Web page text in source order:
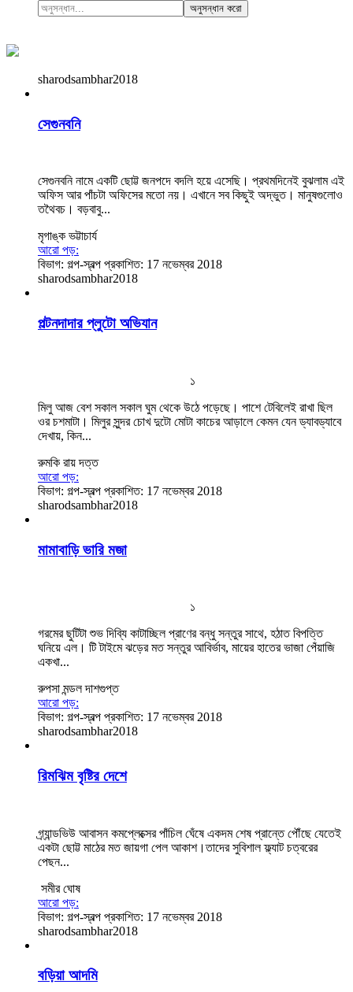
অনুসন্ধান করো
sharodsambhar2018
সেগুনবনি
সেগুনবনি নামে একটি ছোট্ট জনপদে বদলি হয়ে এসেছি। প্রথমদিনেই বুঝলাম এই
অফিস আর পাঁচটা অফিসের মতো নয়। এখানে সব কিছুই অদ্ভুত। মানুষগুলোও
তথৈবচ। বড়বাবু...
মৃগাঙ্ক ভট্টাচার্য
আরো পড়:
বিভাগ: গল্প-স্বল্প প্রকাশিত: 17 নভেম্বর 2018
sharodsambhar2018
পল্টনদাদার প্লুটো অভিযান
১
মিলু আজ বেশ সকাল সকাল ঘুম থেকে উঠে পড়েছে। পাশে টেবিলেই রাখা ছিল
ওর চশমাটা। মিলুর সুন্দর চোখ দুটো মোটা কাচের আড়ালে কেমন যেন ড্যাবড্যাবে
দেখায়, কিন...
রুমকি রায় দত্ত
আরো পড়:
বিভাগ: গল্প-স্বল্প প্রকাশিত: 17 নভেম্বর 2018
sharodsambhar2018
মামাবাড়ি ভারি মজা
১
গরমের ছুটিটা শুভ দিব্যি কাটাচ্ছিল প্রাণের বন্ধু সন্তুর সাথে, হঠাত বিপত্তি
ঘনিয়ে এল। টি টাইমে ঝড়ের মত সন্তুর আবির্ভাব, মায়ের হাতের ভাজা পেঁয়াজি
একখা...
রুপসা মন্ডল দাশগুপ্ত
আরো পড়:
বিভাগ: গল্প-স্বল্প প্রকাশিত: 17 নভেম্বর 2018
sharodsambhar2018
রিমঝিম বৃষ্টির দেশে
গ্র্যান্ডভিউ আবাসন কমপ্লেক্সের পাঁচিল ঘেঁষে একদম শেষ প্রান্তে পৌঁছে যেতেই
একটা ছোট্ট মাঠের মত জায়গা পেল আকাশ।তাদের সুবিশাল ফ্ল্যাট চত্বরের
পেছন...
​ সমীর ঘোষ
আরো পড়:
বিভাগ: গল্প-স্বল্প প্রকাশিত: 17 নভেম্বর 2018
sharodsambhar2018
বড়িয়া আদমি